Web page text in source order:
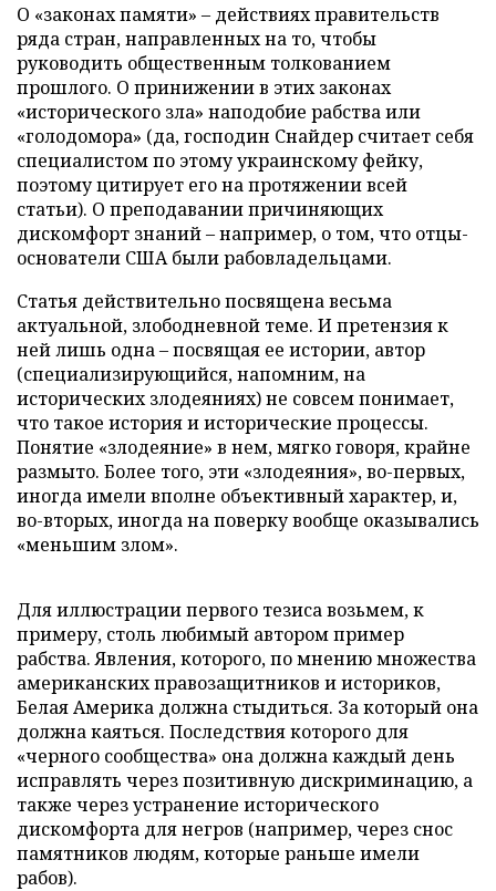
О «законах памяти» – действиях правительств
ряда стран, направленных на то, чтобы
руководить общественным толкованием
прошлого. О принижении в этих законах
«исторического зла» наподобие рабства или
«голодомора» (да, господин Снайдер считает себя
специалистом по этому украинскому фейку,
поэтому цитирует его на протяжении всей
статьи). О преподавании причиняющих
дискомфорт знаний – например, о том, что отцы-
основатели США были рабовладельцами.
Статья действительно посвящена весьма
актуальной, злободневной теме. И претензия к
ней лишь одна – посвящая ее истории, автор
(специализирующийся, напомним, на
исторических злодеяниях) не совсем понимает,
что такое история и исторические процессы.
Понятие «злодеяние» в нем, мягко говоря, крайне
размыто. Более того, эти «злодеяния», во-первых,
иногда имели вполне объективный характер, и,
во-вторых, иногда на поверку вообще оказывались
«меньшим злом».
Для иллюстрации первого тезиса возьмем, к
примеру, столь любимый автором пример
рабства. Явления, которого, по мнению множества
американских правозащитников и историков,
Белая Америка должна стыдиться. За который она
должна каяться. Последствия которого для
«черного сообщества» она должна каждый день
исправлять через позитивную дискриминацию, а
также через устранение исторического
дискомфорта для негров (например, через снос
памятников людям, которые раньше имели
рабов).